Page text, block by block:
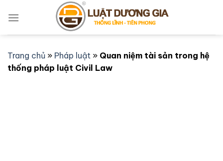
qua
Trang chủ » Pháp luật » Quan niệm tài sản trong hệ
thống pháp luật Civil Law